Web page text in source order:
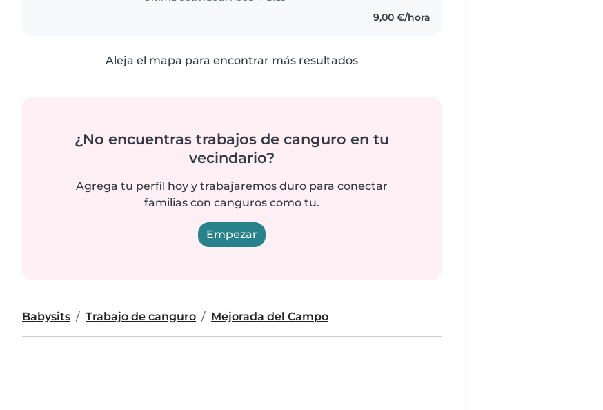
9,00 €/hora
Aleja el mapa para encontrar más resultados
¿No encuentras trabajos de canguro en tu
vecindario?
Agrega tu perfil hoy y trabajaremos duro para conectar
familias con canguros como tu.
Empezar
Babysits Trabajo de canguro Mejorada del Campo